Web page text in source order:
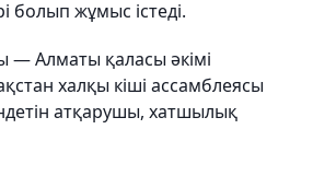
болып жұмыс істеді.
— Алматы қаласы әкімі
халқы кіші ассамблеясы
атқарушы, хатшылық